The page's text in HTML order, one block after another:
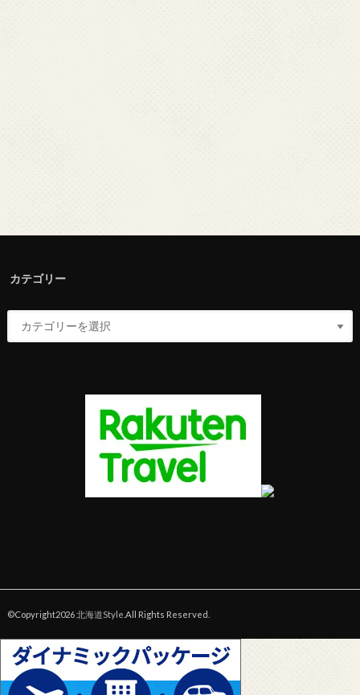
カテゴリー
©Copyright2026北海道Style .All Rights Reserved.